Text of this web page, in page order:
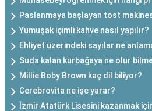
Paslanmaya başlayan tost
Yumuşak içimli kahve nasıl yapılır?
Ehliyet üzerindeki sayılar ne
Suda kalan kurbağaya ne olur
Millie Boby Brown kaç dil biliyor?
Cerebrovita ne işe yarar?
İzmir Atatürk Lisesini kazanmak